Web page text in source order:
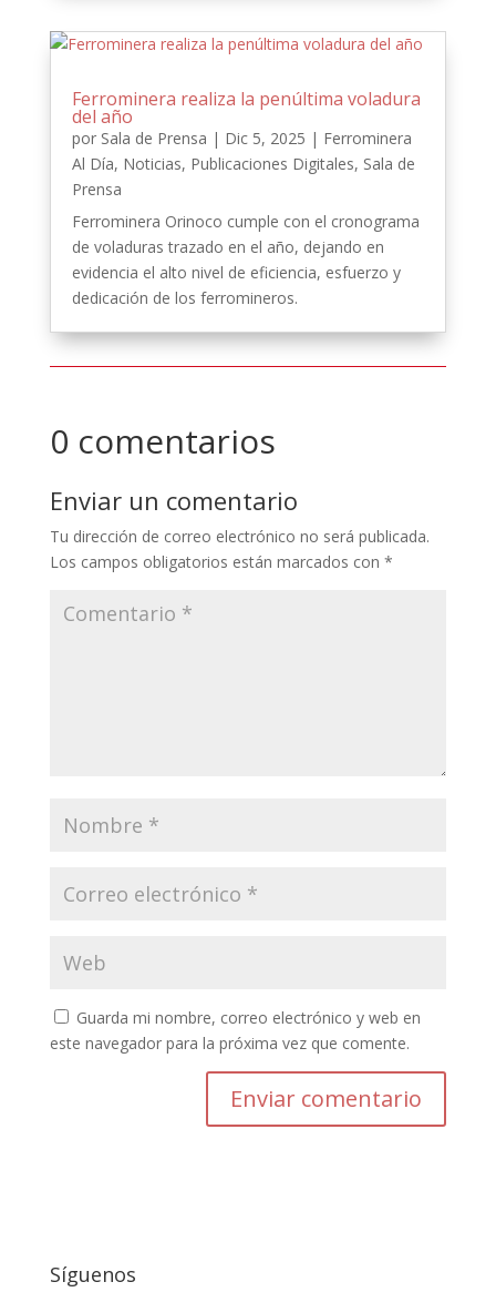
Ferrominera realiza la penúltima voladura
del año
por Sala de Prensa | Dic 5, 2025 | Ferrominera
Al Día, Noticias, Publicaciones Digitales, Sala de
Prensa
Ferrominera Orinoco cumple con el cronograma
de voladuras trazado en el año, dejando en
evidencia el alto nivel de eficiencia, esfuerzo y
dedicación de los ferromineros.
0 comentarios
Enviar un comentario
Tu dirección de correo electrónico no será publicada.
Los campos obligatorios están marcados con *
Guarda mi nombre, correo electrónico y web en
este navegador para la próxima vez que comente.
Enviar comentario
Síguenos